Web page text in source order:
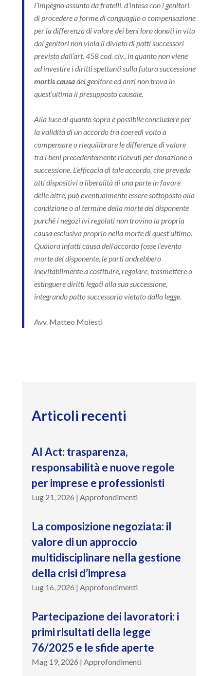
l’impegno assunto da fratelli, d’intesa con i genitori,
di procedere a forme di conguaglio o compensazione
per la differenza di valore dei beni loro donati in vita
dai genitori non viola il divieto di patti successori
previsto dall’art. 458 cod. civ., in quanto non viene
ad investire i diritti spettanti sulla futura successione
mortis causadel genitore ed anzi non trova in
quest’ultima il presupposto causale.
Alla luce di quanto sopra è possibile concludere per
la validità di un accordo tra coeredi volto a
compensare o riequilibrare le differenze di valore
tra i beni precedentemente ricevuti per donazione o
successione. L’efficacia di tale accordo, che preveda
atti dispositivi o liberalità di una parte in favore
delle altre, può eventualmente essere sottoposto alla
condizione o al termine della morte del disponente
purché i negozi ivi regolati non trovino la propria
causa esclusiva proprio nella morte di quest’ultimo.
Qualora infatti causa dell’accordo fosse l’evento
morte del disponente, le parti andrebbero
inevitabilmente a costituire, regolare, trasmettere o
estinguere diritti legati alla sua successione,
integrando patto successorio vietato dalla legge.
Avv. Matteo Molesti
Articoli recenti
AI Act: trasparenza,
responsabilità e nuove regole
per imprese e professionisti
Lug 21, 2026 | Approfondimenti
La composizione negoziata: il
valore di un approccio
multidisciplinare nella gestione
della crisi d’impresa
Lug 16, 2026 | Approfondimenti
Partecipazione dei lavoratori: i
primi risultati della legge
76/2025 e le sfide aperte
Mag 19, 2026 | Approfondimenti